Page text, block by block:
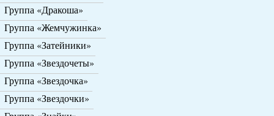
Группа «Дракоша»
Группа «Жемчужинка»
Группа «Затейники»
Группа «Звездочеты»
Группа «Звездочка»
Группа «Звездочки»